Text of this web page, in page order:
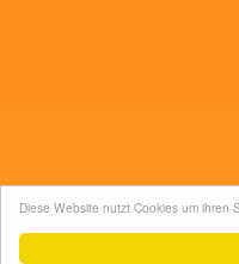
Diese Website nutzt Cookies um ihren